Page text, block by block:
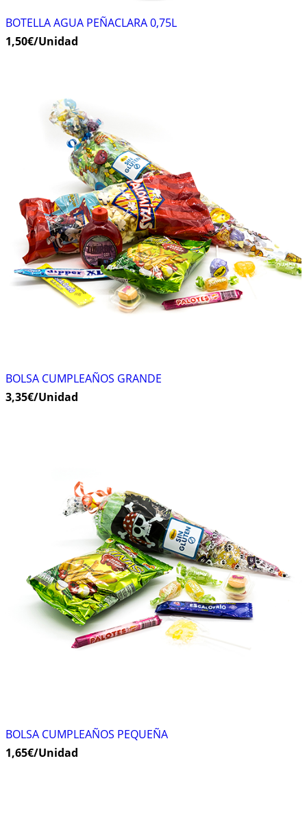
BOTELLA AGUA PEÑACLARA 0,75L
1,50€/Unidad
BOLSA CUMPLEAÑOS GRANDE
3,35€/Unidad
BOLSA CUMPLEAÑOS PEQUEÑA
1,65€/Unidad